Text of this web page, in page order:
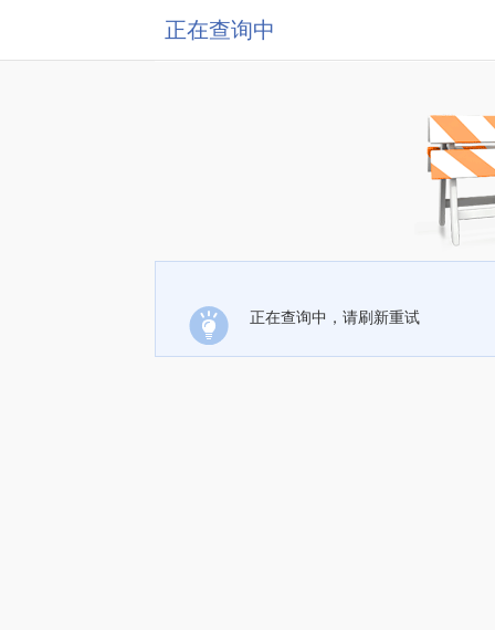
正在查询中
正在查询中，请刷新重试